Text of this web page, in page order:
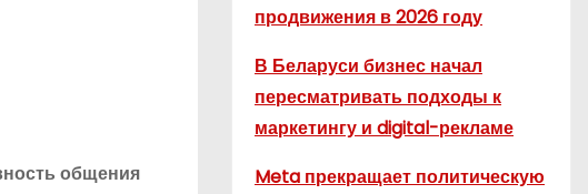
общения
продвижения в 2026 году
В Беларуси бизнес начал
пересматривать подходы к
маркетингу и digital-рекламе
Meta прекращает политическую